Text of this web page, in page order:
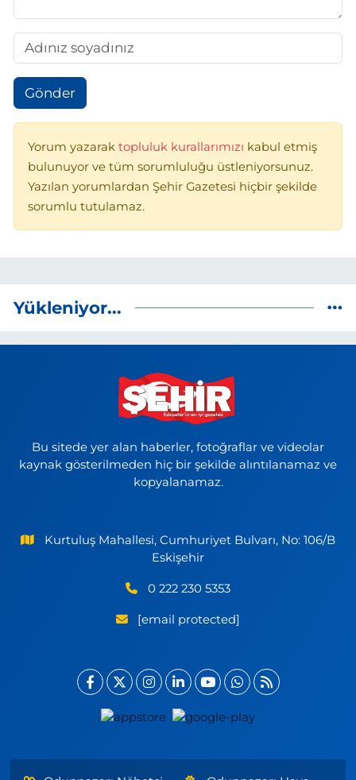
Gönder
Yorum yazarak topluluk kurallarımızı kabul etmiş
bulunuyor ve tüm sorumluluğu üstleniyorsunuz.
Yazılan yorumlardan Şehir Gazetesi hiçbir şekilde
sorumlu tutulamaz.
Yükleniyor...
Bu sitede yer alan haberler, fotoğraflar ve videolar
kaynak gösterilmeden hiç bir şekilde alıntılanamaz ve
kopyalanamaz.
Kurtuluş Mahallesi, Cumhuriyet Bulvarı, No: 106/B
Eskişehir
0 222 230 5353
[email protected]